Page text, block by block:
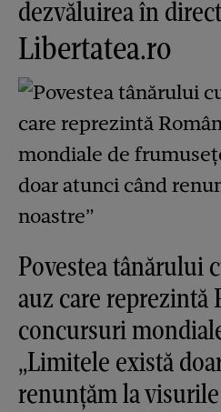
dezvăluirea în
Libertatea.ro
Povestea tânărului
auz care reprezintă
concursuri
„Limitele există
renunțăm la